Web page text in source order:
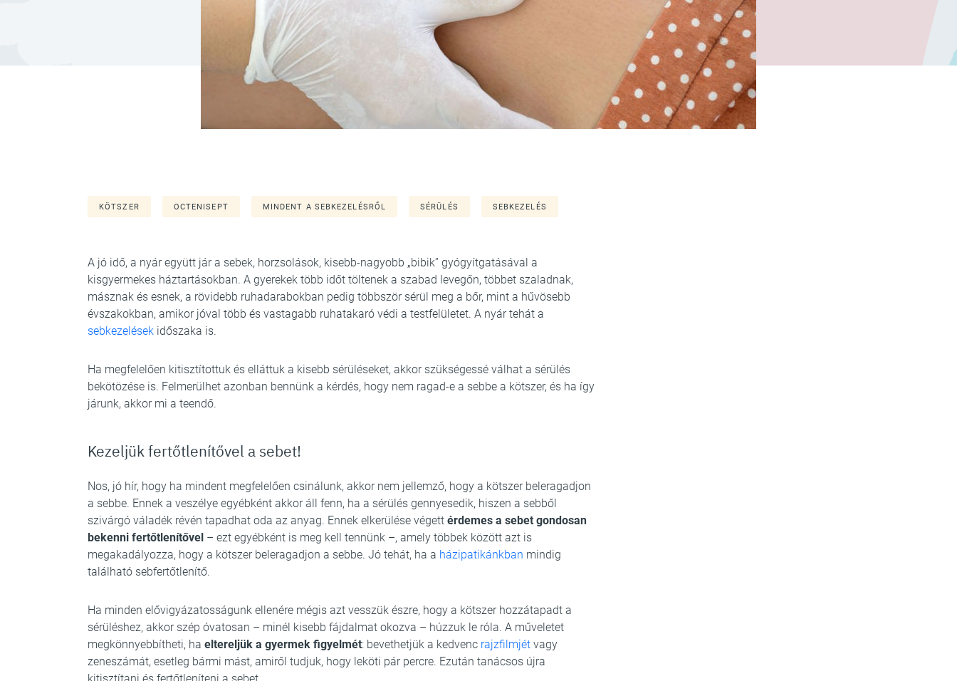
KÖTSZER OCTENISEPT MINDENT A SEBKEZELÉSRŐL SÉRÜLÉS SEBKEZELÉS
A jó idő, a nyár együtt jár a sebek, horzsolások, kisebb-nagyobb „bibik” gyógyítgatásával a
kisgyermekes háztartásokban. A gyerekek több időt töltenek a szabad levegőn, többet szaladnak,
másznak és esnek, a rövidebb ruhadarabokban pedig többször sérül meg a bőr, mint a hűvösebb
évszakokban, amikor jóval több és vastagabb ruhatakaró védi a testfelületet. A nyár tehát a
sebkezelések időszaka is.
Ha megfelelően kitisztítottuk és elláttuk a kisebb sérüléseket, akkor szükségessé válhat a sérülés
bekötözése is. Felmerülhet azonban bennünk a kérdés, hogy nem ragad-e a sebbe a kötszer, és ha így
járunk, akkor mi a teendő.
Kezeljük fertőtlenítővel a sebet!
Nos, jó hír, hogy ha mindent megfelelően csinálunk, akkor nem jellemző, hogy a kötszer beleragadjon
a sebbe. Ennek a veszélye egyébként akkor áll fenn, ha a sérülés gennyesedik, hiszen a sebből
szivárgó váladék révén tapadhat oda az anyag. Ennek elkerülése végett érdemes a sebet gondosan
bekenni fertőtlenítővel – ezt egyébként is meg kell tennünk –, amely többek között azt is
megakadályozza, hogy a kötszer beleragadjon a sebbe. Jó tehát, ha a házipatikánkban mindig
található sebfertőtlenítő.
Ha minden elővigyázatosságunk ellenére mégis azt vesszük észre, hogy a kötszer hozzátapadt a
sérüléshez, akkor szép óvatosan – minél kisebb fájdalmat okozva – húzzuk le róla. A műveletet
megkönnyebbítheti, ha eltereljük a gyermek figyelmét: bevethetjük a kedvenc rajzfilmjét vagy
zeneszámát, esetleg bármi mást, amiről tudjuk, hogy leköti pár percre. Ezután tanácsos újra